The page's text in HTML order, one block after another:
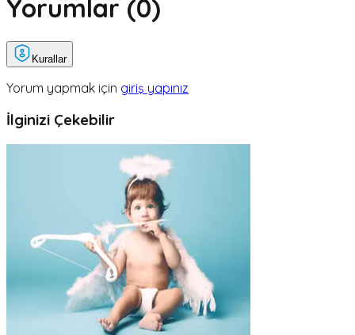
Yorumlar (0)
Kurallar
Yorum yapmak için giriş yapınız
İlginizi Çekebilir